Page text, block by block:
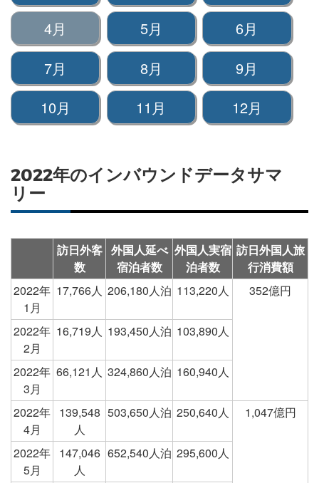
4月
5月
6月
7月
8月
9月
10月
11月 12月
2022年のインバウンドデータサマ
リー
訪日外客
数
外国人延べ
宿泊者数
外国人実宿
泊者数
訪日外国人旅
行消費額
2022年
1月
17,766人 206,180人泊 113,220人 352億円
2022年
2月
16,719人 193,450人泊 103,890人
2022年
3月
66,121人 324,860人泊 160,940人
2022年
4月
139,548
人
503,650人泊 250,640人 1,047億円
2022年
5月
147,046
人
652,540人泊 295,600人